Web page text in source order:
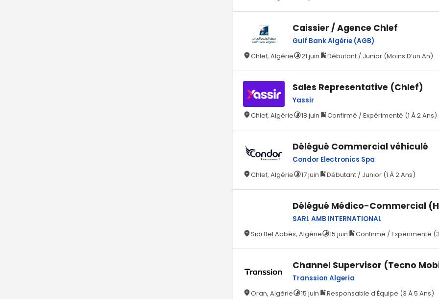
Caissier / Agence Chlef
Gulf Bank Algérie (AGB)
Chlef, Algérie
21 juin Débutant / Junior (Moins D’un An)
Sales Representative (Chlef)
Yassir
Chlef, Algérie
18 juin Confirmé / Expérimenté (1 À 2 Ans)
Délégué Commercial véhiculé
Condor Electronics Spa
Chlef, Algérie
17 juin Débutant / Junior (1 À 2 Ans)
Délégué Médico-Commercial
SARL AMB INTERNATIONAL
Sidi Bel Abbès, Algérie
15 juin Confirmé / Expérimenté
Channel Supervisor (Tecno
Transsion Algeria
Oran, Algérie
15 juin Responsable d'Équipe (3 À 5 Ans)